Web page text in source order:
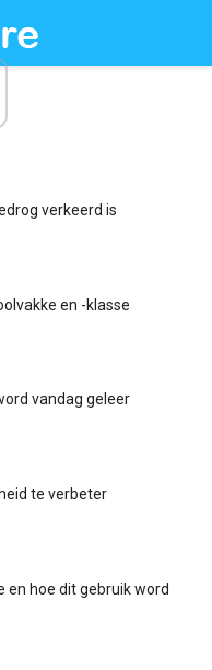
verkeerd is
en -klasse
vandag geleer
te verbeter
en hoe dit gebruik word